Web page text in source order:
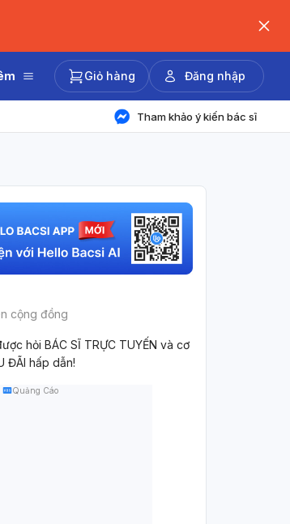
Giỏ hàng Đăng nhập
Tham khảo ý kiến bác sĩ
cộng đồng
hỏi BÁC SĨ TRỰC TUYẾN và cơ
ĐÃI hấp dẫn!
Quảng Cáo